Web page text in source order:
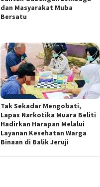
dan Masyarakat Muba
Bersatu
Tak Sekadar Mengobati,
Lapas Narkotika Muara Beliti
Hadirkan Harapan Melalui
Layanan Kesehatan Warga
Binaan di Balik Jeruji